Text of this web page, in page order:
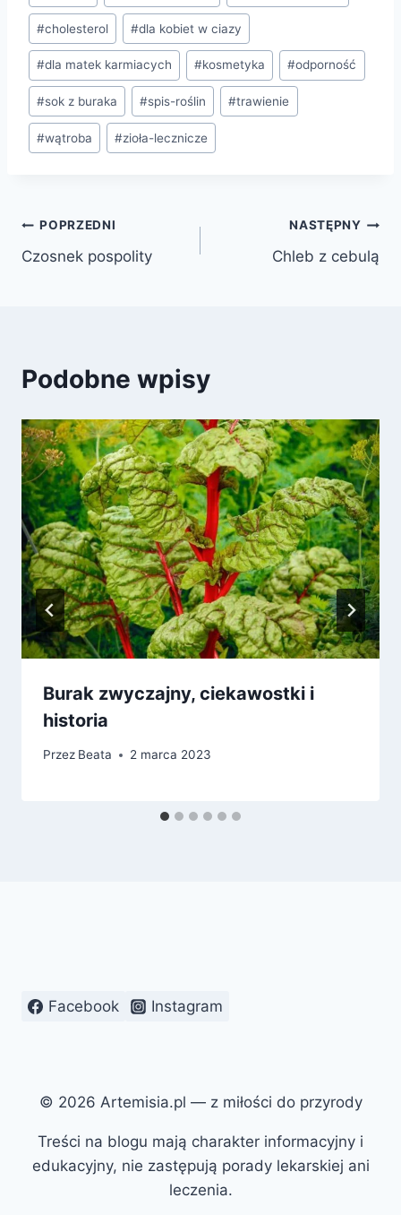
#cholesterol #dla kobiet w ciazy
#dla matek karmiacych #kosmetyka #odporność
#sok z buraka #spis-roślin #trawienie
#wątroba #zioła-lecznicze
POPRZEDNI
Czosnek pospolity
NASTĘPNY
Chleb z cebulą
Podobne wpisy
Burak zwyczajny, ciekawostki i
historia
Przez Beata 2 marca 2023
Facebook Instagram
© 2026 Artemisia.pl — z miłości do przyrody
Treści na blogu mają charakter informacyjny i
edukacyjny, nie zastępują porady lekarskiej ani
leczenia.